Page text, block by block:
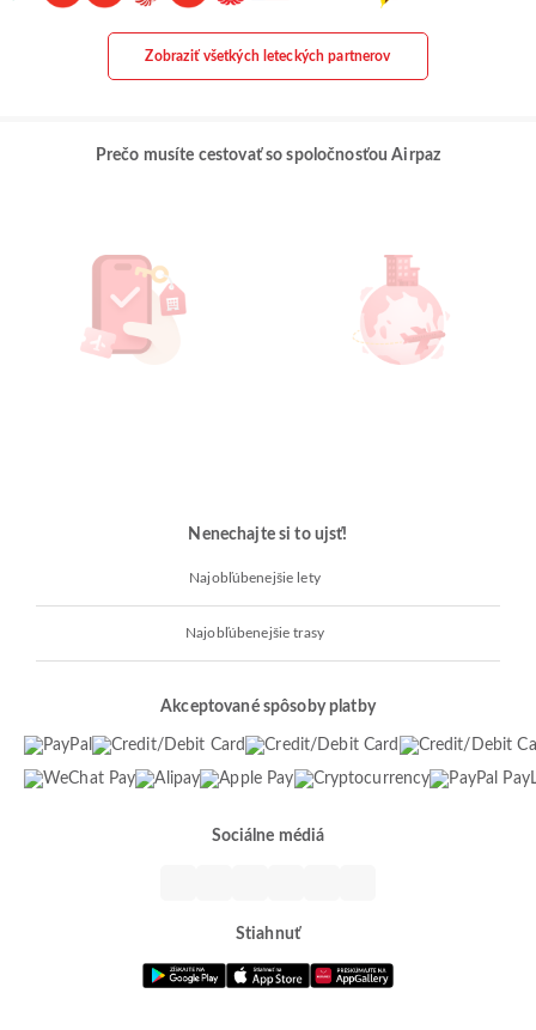
Zobraziť všetkých leteckých partnerov
Prečo musíte cestovať so spoločnosťou Airpaz
Nenechajte si to ujsť!
Najobľúbenejšie lety
Najobľúbenejšie trasy
Akceptované spôsoby platby
Sociálne médiá
Stiahnuť